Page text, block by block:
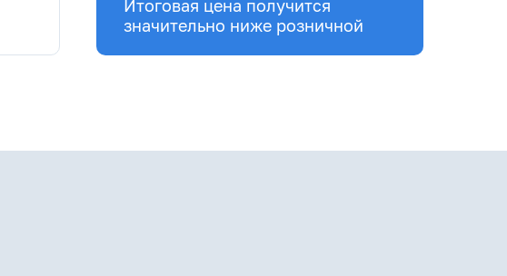
Итоговая цена получится
значительно ниже розничной